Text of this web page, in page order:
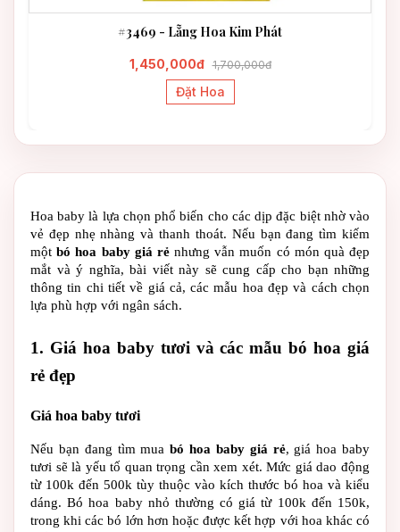
#3469 - Lẵng Hoa Kim Phát
1,450,000đ 1,700,000đ
Đặt Hoa
Hoa baby là lựa chọn phổ biến cho các dịp đặc biệt nhờ vào
vẻ đẹp nhẹ nhàng và thanh thoát. Nếu bạn đang tìm kiếm
một bó hoa baby giá rẻ nhưng vẫn muốn có món quà đẹp
mắt và ý nghĩa, bài viết này sẽ cung cấp cho bạn những
thông tin chi tiết về giá cả, các mẫu hoa đẹp và cách chọn
lựa phù hợp với ngân sách.
1. Giá hoa baby tươi và các mẫu bó hoa giá
rẻ đẹp
Giá hoa baby tươi
Nếu bạn đang tìm mua bó hoa baby giá rẻ, giá hoa baby
tươi sẽ là yếu tố quan trọng cần xem xét. Mức giá dao động
từ 100k đến 500k tùy thuộc vào kích thước bó hoa và kiểu
dáng. Bó hoa baby nhỏ thường có giá từ 100k đến 150k,
trong khi các bó lớn hơn hoặc được kết hợp với hoa khác có